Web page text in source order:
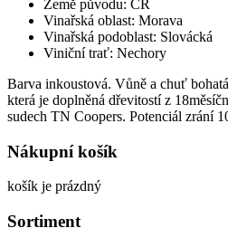
Země původu: ČR
Vinařská oblast: Morava
Vinařská podoblast: Slovácká
Viniční trať: Nechory
Barva inkoustová. Vůně a chuť
která je doplněná dřevitostí z
sudech TN Coopers. Potenciál zrání
Nákupní košík
košík je prázdný
Sortiment